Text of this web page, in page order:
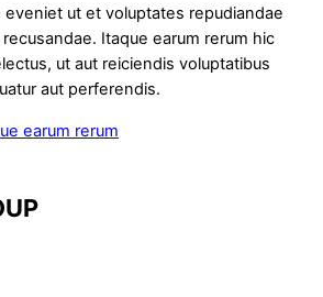
ut et voluptates repudiandae
Itaque earum rerum hic
ut aut reiciendis voluptatibus
aut perferendis.
earum rerum